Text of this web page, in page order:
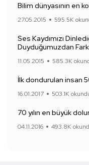
Bilim dünyasının en
27.05.2015 595.5K
Ses Kaydımızı
Duyduğumuzdan
11.05.2015 585.3K
İlk dondurulan insan
16.01.2017 503.1K
70 yılın en büyük
04.11.2016 493.8K